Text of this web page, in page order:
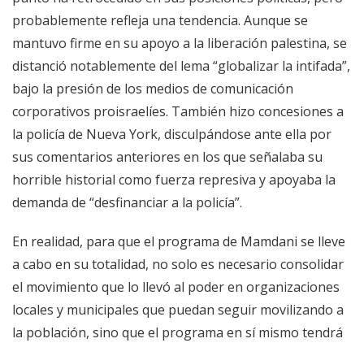
probablemente refleja una tendencia. Aunque se
mantuvo firme en su apoyo a la liberación palestina, se
distanció notablemente del lema “globalizar la intifada”,
bajo la presión de los medios de comunicación
corporativos proisraelíes. También hizo concesiones a
la policía de Nueva York, disculpándose ante ella por
sus comentarios anteriores en los que señalaba su
horrible historial como fuerza represiva y apoyaba la
demanda de “desfinanciar a la policía”.
En realidad, para que el programa de Mamdani se lleve
a cabo en su totalidad, no solo es necesario consolidar
el movimiento que lo llevó al poder en organizaciones
locales y municipales que puedan seguir movilizando a
la población, sino que el programa en sí mismo tendrá